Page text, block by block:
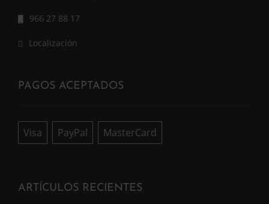
966 27 88 17
Localización
PAGOS ACEPTADOS
Visa PayPal MasterCard
ARTÍCULOS RECIENTES